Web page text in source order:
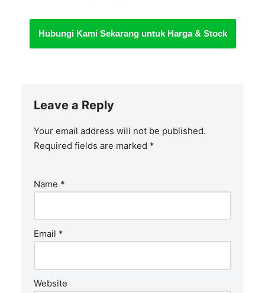
Hubungi Kami Sekarang untuk Harga & Stock
Leave a Reply
Your email address will not be published.
Required fields are marked *
Name *
Email *
Website